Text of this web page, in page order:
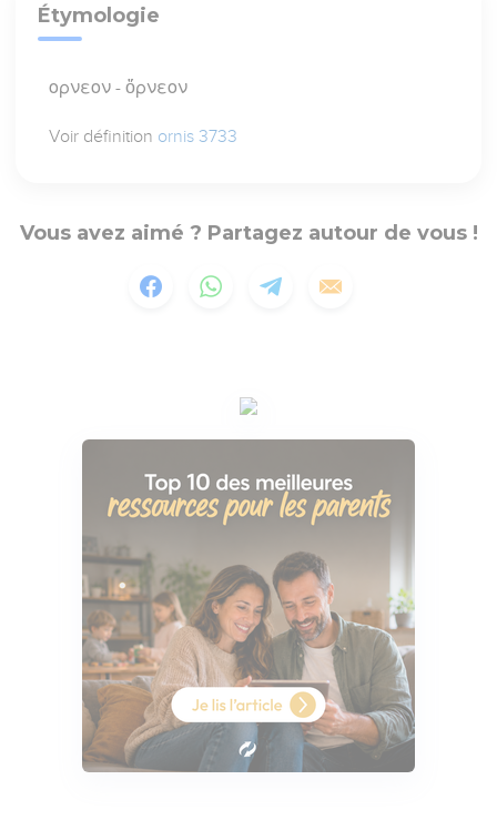
Étymologie
ορνεον - ὄρνεον
Voir définition ornis 3733
Vous avez aimé ? Partagez autour de vous !